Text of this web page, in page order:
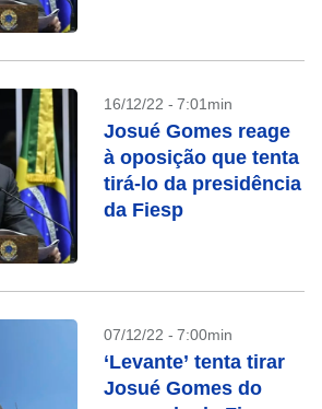
16/12/22 - 7:01min
Josué Gomes reage
à oposição que tenta
tirá-lo da presidência
da Fiesp
07/12/22 - 7:00min
‘Levante’ tenta tirar
Josué Gomes do